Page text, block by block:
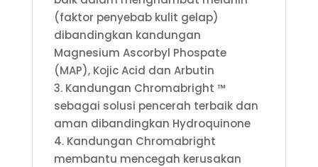
(faktor penyebab kulit gelap)
dibandingkan kandungan
Magnesium Ascorbyl Phospate
(MAP), Kojic Acid dan Arbutin
3. Kandungan Chromabright ™
sebagai solusi pencerah terbaik dan
aman dibandingkan Hydroquinone
4. Kandungan Chromabright
membantu mencegah kerusakan